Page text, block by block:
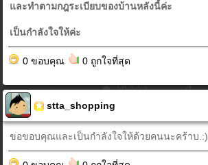
และทำตามกฎระเบียบของบ้านหลังนี้ค่ะ
เป็นกำลังใจให้ค่ะ
0 ขอบคุณ 0 ถูกใจที่สุด
stta_shopping
ขอขอบคุณและเป็นกำลังใจให้ด้วยคนนะคร้าบ.:)